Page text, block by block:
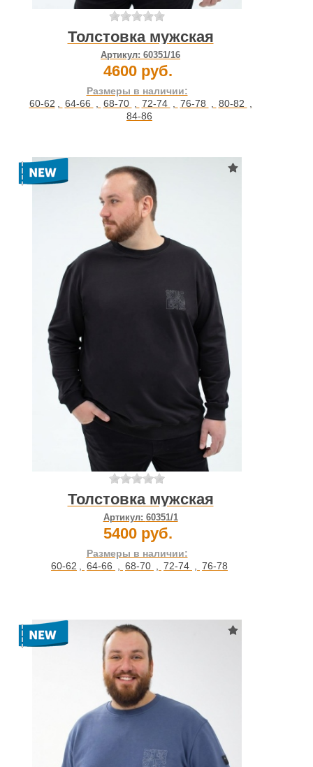
Толстовка мужская
Артикул: 60351/16
4600 руб.
Размеры в наличии:
60-62 , 64-66 , 68-70 , 72-74 , 76-78 , 80-82 ,
84-86
Толстовка мужская
Артикул: 60351/1
5400 руб.
Размеры в наличии:
60-62 , 64-66 , 68-70 , 72-74 , 76-78